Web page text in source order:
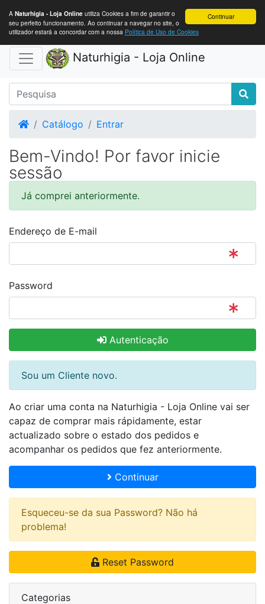
Continuar
A Naturhigia - Loja Online utiliza Cookies a fim de garantir o
seu perfeito funcionamento. Ao continuar a navegar no site, o
utilizador estará a concordar com a nossa Política de Uso de Cookies
Naturhigia - Loja Online
HomeCatálogo Entrar
Bem-Vindo! Por favor inicie
sessão
Já comprei anteriormente.
Endereço de E-mail
Password
Autenticação
Sou um Cliente novo.
Ao criar uma conta na Naturhigia - Loja Online vai ser
capaz de comprar mais rápidamente, estar
actualizado sobre o estado dos pedidos e
acompanhar os pedidos que fez anteriormente.
Continuar
Esqueceu-se da sua Password? Não há
problema!
Reset Password
Categorias